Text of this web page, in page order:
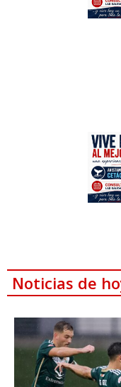
Noticias de